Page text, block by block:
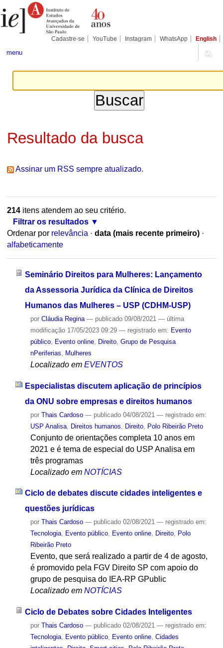
para
conteúdo.
Pessoais
Cadastre-se YouTube Instagram WhatsApp English
menu
Resultado da busca
Assinar um RSS sempre atualizado.
214itens atendem ao seu critério.
Filtrar os resultados
Ordenar por relevância · data (mais recente primeiro) ·
alfabeticamente
Seminário Direitos para Mulheres: Lançamento
da Assessoria Jurídica da Clínica de Direitos
Humanos das Mulheres – USP (CDHM-USP)
por Cláudia Regina — publicado09/08/2021 — última
modificação17/05/2023 09:29 — registrado em: Evento
público, Evento online, Direito, Grupo de Pesquisa
nPeriferias
Mulheres
Localizado em EVENTOS
Especialistas discutem aplicação de princípios
da ONU sobre empresas e direitos humanos
por Thais Cardoso — publicado04/08/2021 — registrado em:
USP Analisa, Direitos humanos Direito, Polo Ribeirão Preto
Conjunto de orientações completa 10 anos em
2021 e é tema de especial do USP Analisa em
três programas
Localizado em NOTÍCIAS
Ciclo de debates discute cidades inteligentes e
questões jurídicas
por Thais Cardoso — publicado02/08/2021 — registrado em:
Tecnologia, Evento público, Evento online, Direito, Polo
Ribeirão Preto
Evento, que será realizado a partir de 4 de agosto,
é promovido pela FGV Direito SP com apoio do
grupo de pesquisa do IEA-RP GPublic
Localizado em NOTÍCIAS
Ciclo de Debates sobre Cidades Inteligentes
por Thais Cardoso — publicado02/08/2021 — registrado em:
Tecnologia, Evento público, Evento online, Cidades